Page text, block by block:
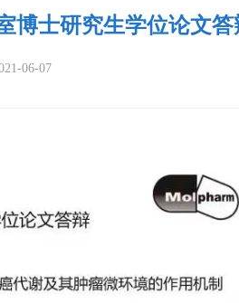
博士研究生学位论文答
06-07